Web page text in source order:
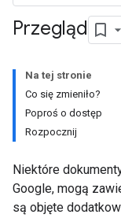
Przegląd
Na tej stronie
Co się zmieniło?
Poproś o dostęp
Rozpocznij
Niektóre
Google, mogą
są objęte